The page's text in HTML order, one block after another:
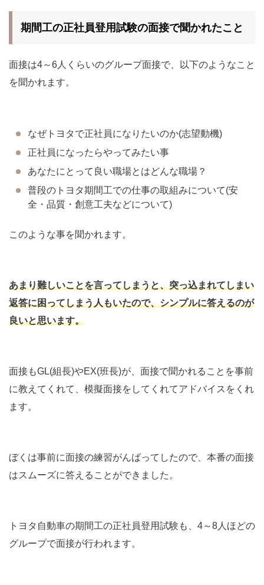
期間工の正社員登用試験の面接で聞かれたこと
面接は4～6人くらいのグループ面接で、以下のようなこと
を聞かれます。
なぜトヨタで正社員になりたいのか(志望動機)
正社員になったらやってみたい事
あなたにとって良い職場とはどんな職場？
普段のトヨタ期間工での仕事の取組みについて(安
全・品質・創意工夫などについて)
このような事を聞かれます。
あまり難しいことを言ってしまうと、突っ込まれてしまい
返答に困ってしまう人もいたので、シンプルに答えるのが
良いと思います。
面接もGL(組長)やEX(班長)が、面接で聞かれることを事前
に教えてくれて、模擬面接をしてくれてアドバイスをくれ
ます。
ぼくは事前に面接の練習がんばってしたので、本番の面接
はスムーズに答えることができました。
トヨタ自動車の期間工の正社員登用試験も、4～8人ほどの
グループで面接が行われます。